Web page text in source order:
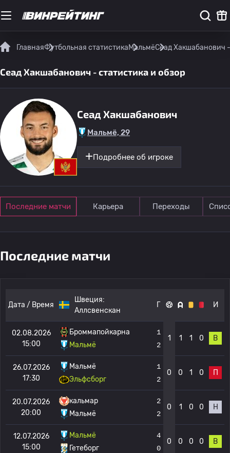
ГлавнаяФутбольная статистикаМальмёСеад Хакшабанович
Сеад Хакшабанович - статистика и обзор
Сеад Хакшабанович
Мальмё, 29
Подробнее об игроке
Последние матчи Карьера Переходы
Последние матчи
Дата / Время
Швеция:
Аллсвенскан
Г И
02.08.2026
15:00
Броммапойкарна
Мальмё
1
2
1 1 1 0 В
26.07.2026
17:30
Мальмё
Эльфсборг
1
2
0 0 1 0 П
20.07.2026
20:00
кальмар
Мальмё
2
2
0 1 0 0 Н
12.07.2026
15:00
Мальмё
Гетеборг
4
0
0 0 0 0 В